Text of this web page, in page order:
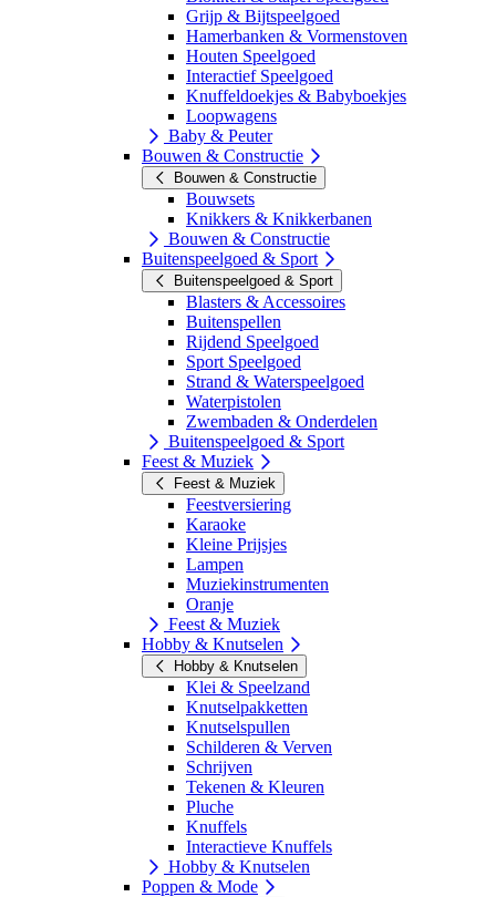
Grijp & Bijtspeelgoed
Hamerbanken & Vormenstoven
Houten Speelgoed
Interactief Speelgoed
Knuffeldoekjes & Babyboekjes
Loopwagens
Baby & Peuter
Bouwen & Constructie
Bouwen & Constructie
Bouwsets
Knikkers & Knikkerbanen
Bouwen & Constructie
Buitenspeelgoed & Sport
Buitenspeelgoed & Sport
Blasters & Accessoires
Buitenspellen
Rijdend Speelgoed
Sport Speelgoed
Strand & Waterspeelgoed
Waterpistolen
Zwembaden & Onderdelen
Buitenspeelgoed & Sport
Feest & Muziek
Feest & Muziek
Feestversiering
Karaoke
Kleine Prijsjes
Lampen
Muziekinstrumenten
Oranje
Feest & Muziek
Hobby & Knutselen
Hobby & Knutselen
Klei & Speelzand
Knutselpakketten
Knutselspullen
Schilderen & Verven
Schrijven
Tekenen & Kleuren
Pluche
Knuffels
Interactieve Knuffels
Hobby & Knutselen
Poppen & Mode